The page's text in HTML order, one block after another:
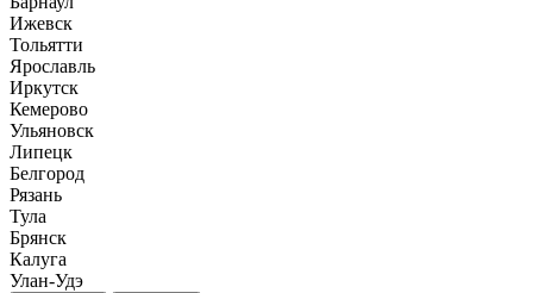
Ижевск
Тольятти
Ярославль
Иркутск
Кемерово
Ульяновск
Липецк
Белгород
Рязань
Тула
Брянск
Калуга
Улан-Удэ